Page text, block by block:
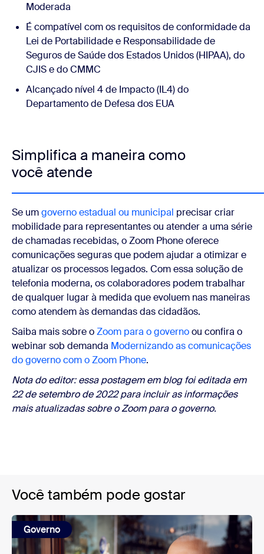
Moderada
É compatível com os requisitos de conformidade da
Lei de Portabilidade e Responsabilidade de
Seguros de Saúde dos Estados Unidos (HIPAA), do
CJIS e do CMMC
Alcançado nível 4 de Impacto (IL4) do
Departamento de Defesa dos EUA
Simplifica a maneira como
você atende
Se umgoverno estadual ou municipal precisar criar
mobilidade para representantes ou atender a uma série
de chamadas recebidas, o Zoom Phone oferece
comunicações seguras que podem ajudar a otimizar e
atualizar os processos legados. Com essa solução de
telefonia moderna, os colaboradores podem trabalhar
de qualquer lugar à medida que evoluem nas maneiras
como atendem às demandas das cidadãos.
Saiba mais sobre oZoom para o governoou confira o
webinar sob demanda Modernizando as comunicações
do governo com o Zoom Phone.
Nota do editor: essa postagem em blog foi editada em
22 de setembro de 2022 para incluir as informações
mais atualizadas sobre o Zoom para o governo.
Você também pode gostar
Governo